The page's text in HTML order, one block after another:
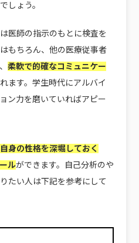
しょう。
医師の指示のもとに検査を
もちろん、他の医療従事者
柔軟で的確なコミュニケー
ます。学生時代にアルバイ
ン力を磨いていればアピー
身の性格を深堀しておく
ルができます。自己分析のや
たい人は下記を参考にして